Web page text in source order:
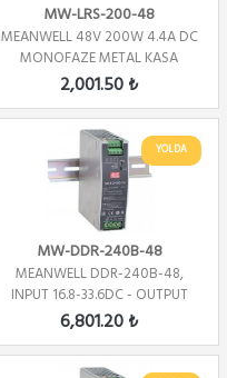
MW-LRS-200-48
MEANWELL 48V 200W 4.4A DC
MONOFAZE METAL KASA
2,001.50 ₺
YOLDA
MW-DDR-240B-48
MEANWELL DDR-240B-48,
INPUT 16.8-33.6DC - OUTPUT
48V - 5A - DIN R...
6,801.20 ₺